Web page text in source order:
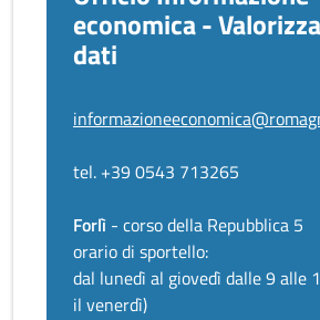
economica -
dati
tel. +39 0543 713265
Forlì - corso della Repubblica 5
orario di sportello:
dal lunedì al giovedì dalle 9 alle
il venerdì)